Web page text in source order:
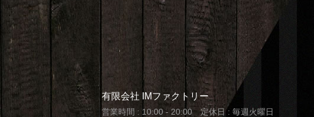
有限会社 IMファクトリー
営業時間 : 10:00 - 20:00 定休日 : 毎週火曜日